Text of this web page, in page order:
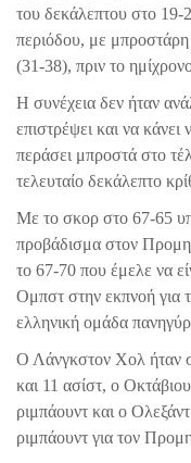
του δεκάλεπτου στο 19-
περιόδου, με
(31-38), πριν το
Η συνέχεια δεν ήταν
επιστρέψει και να κάνει
περάσει μπροστά στο
τελευταίο δεκάλεπτο
Με το σκορ στο 67-65
προβάδισμα στον
το 67-70 που έμελε να
Ομπστ στην εκπνοή για
ελληνική ομάδα
Ο Λάνγκστον Χολ ήταν
και 11 ασίστ, ο
ριμπάουντ και ο
ριμπάουντ για τον